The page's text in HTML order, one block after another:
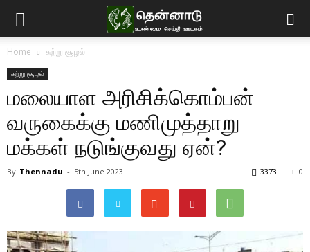
Home சுற்று சூழல்
சுற்று சூழல்
மலையாள அரிசிக்கொம்பன்
வருகைக்கு மணிமுத்தாறு
மக்கள் நடுங்குவது ஏன்?
By Thennadu - 5th June 2023 0
3373